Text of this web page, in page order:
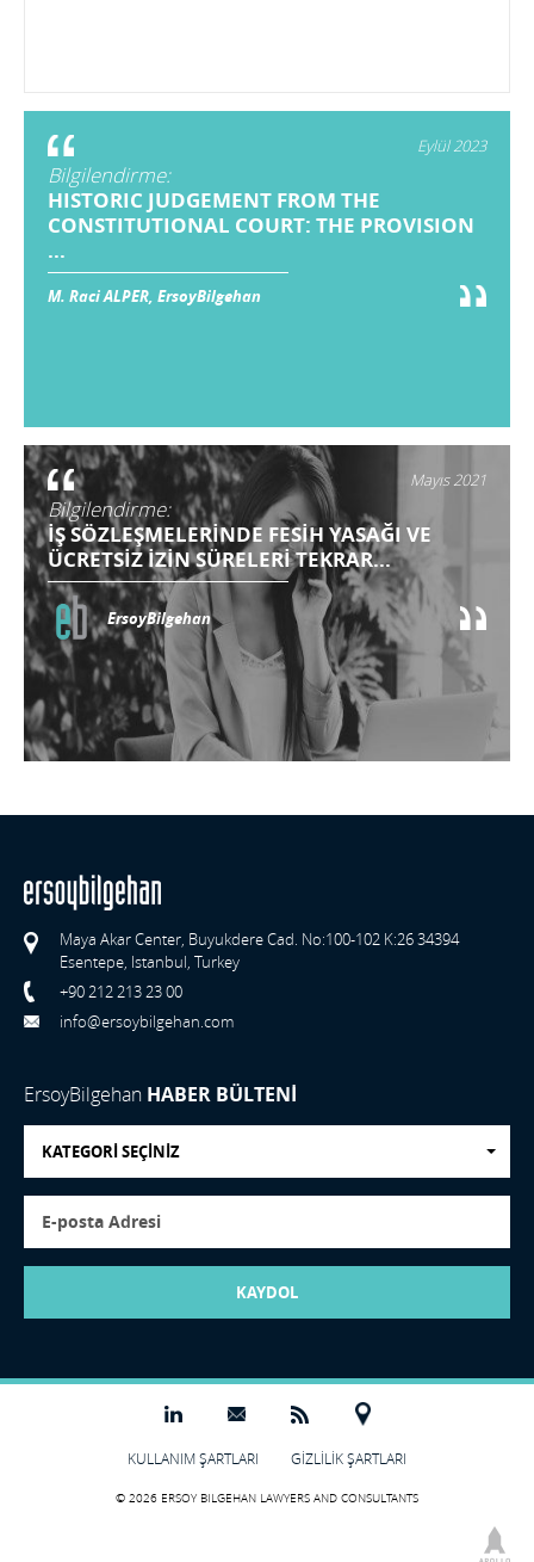
Eylül 2023
Bilgilendirme:
HISTORIC JUDGEMENT FROM THE
CONSTITUTIONAL COURT: THE PROVISION
...
M. Raci ALPER, ErsoyBilgehan
Mayıs 2021
Bilgilendirme:
İŞ SÖZLEŞMELERİNDE FESİH YASAĞI VE
ÜCRETSİZ İZİN SÜRELERİ TEKRAR...
ErsoyBilgehan
Maya Akar Center, Buyukdere Cad. No:100-102 K:26 34394
Esentepe, Istanbul, Turkey
+90 212 213 23 00
info@ersoybilgehan.com
ErsoyBilgehan HABER BÜLTENİ
KATEGORİ SEÇİNİZ
KAYDOL
© 2026 ERSOY BILGEHAN LAWYERS AND CONSULTANTS
KULLANIM ŞARTLARI GİZLİLİK ŞARTLARI